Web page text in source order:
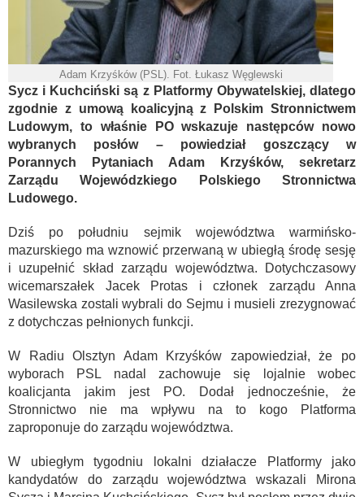
Adam Krzyśków (PSL). Fot. Łukasz Węglewski
Sycz i Kuchciński są z Platformy Obywatelskiej, dlatego
zgodnie z umową koalicyjną z Polskim Stronnictwem
Ludowym, to właśnie PO wskazuje następców nowo
wybranych posłów – powiedział goszczący w
Porannych Pytaniach Adam Krzyśków, sekretarz
Zarządu Wojewódzkiego Polskiego Stronnictwa
Ludowego.
Dziś po południu sejmik województwa warmińsko-
mazurskiego ma wznowić przerwaną w ubiegłą środę sesję
i uzupełnić skład zarządu województwa. Dotychczasowy
wicemarszałek Jacek Protas i członek zarządu Anna
Wasilewska zostali wybrali do Sejmu i musieli zrezygnować
z dotychczas pełnionych funkcji.
W Radiu Olsztyn Adam Krzyśków zapowiedział, że po
wyborach PSL nadal zachowuje się lojalnie wobec
koalicjanta jakim jest PO. Dodał jednocześnie, że
Stronnictwo nie ma wpływu na to kogo Platforma
zaproponuje do zarządu województwa.
W ubiegłym tygodniu lokalni działacze Platformy jako
kandydatów do zarządu województwa wskazali Mirona